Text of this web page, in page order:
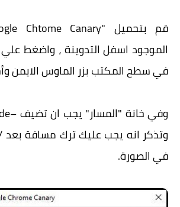
الموجود اسفل التدوينة ، واضغط
في سطح المكتب بزر الماوس الايمن
في الصورة.